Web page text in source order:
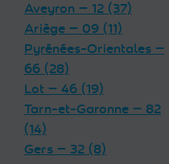
Aveyron — 12 (37)
Ariège — 09 (11)
Pyrénées-Orientales —
66 (28)
Lot — 46 (19)
Tarn-et-Garonne — 82
(14)
Gers — 32 (8)